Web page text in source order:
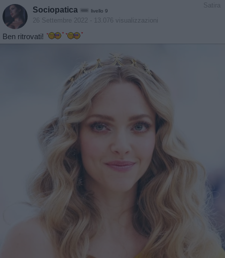
Satira
Sociopatica livello 9
26 Settembre 2022 - 13.076 visualizzazioni
Ben ritrovati!